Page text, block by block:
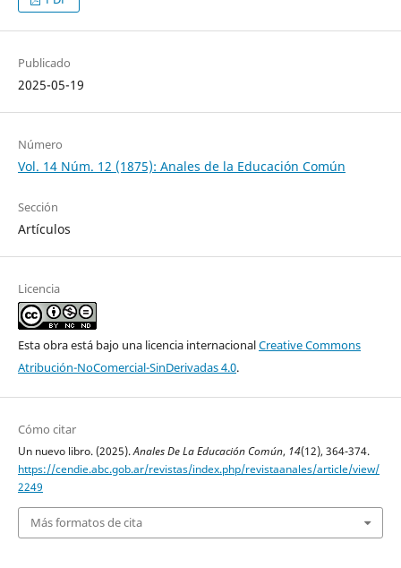
Publicado
2025-05-19
Número
Vol. 14 Núm. 12 (1875): Anales de la Educación Común
Sección
Artículos
Licencia
Esta obra está bajo una licencia internacionalCreative Commons
Atribución-NoComercial-SinDerivadas 4.0.
Cómo citar
Un nuevo libro. (2025).Anales De La Educación Común, 14(12), 364-374.
https://cendie.abc.gob.ar/revistas/index.php/revistaanales/article/view/
2249
Más formatos de cita